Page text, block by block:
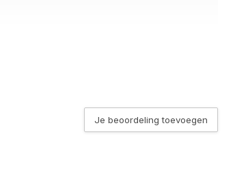
Je beoordeling toevoegen